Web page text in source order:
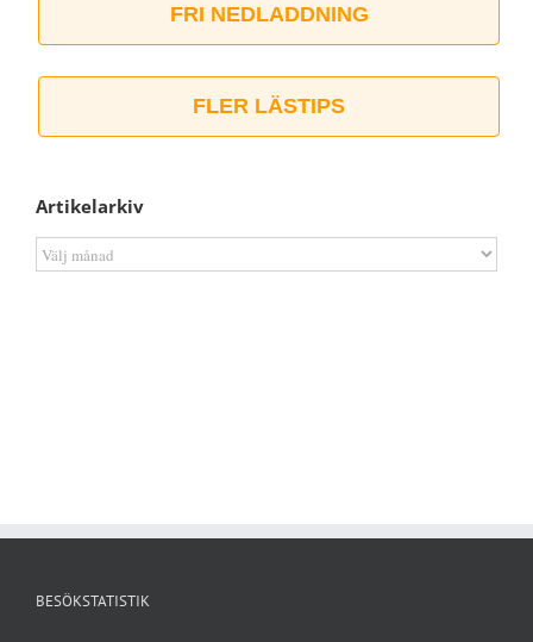
FRI NEDLADDNING
FLER LÄSTIPS
Artikelarkiv
Artikelarkiv
BESÖKSTATISTIK